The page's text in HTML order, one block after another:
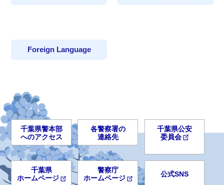
Foreign Language
千葉県警本部
へのアクセス
各警察署の
連絡先
千葉県公安
委員会
千葉県
ホームページ
警察庁
ホームページ
公式SNS